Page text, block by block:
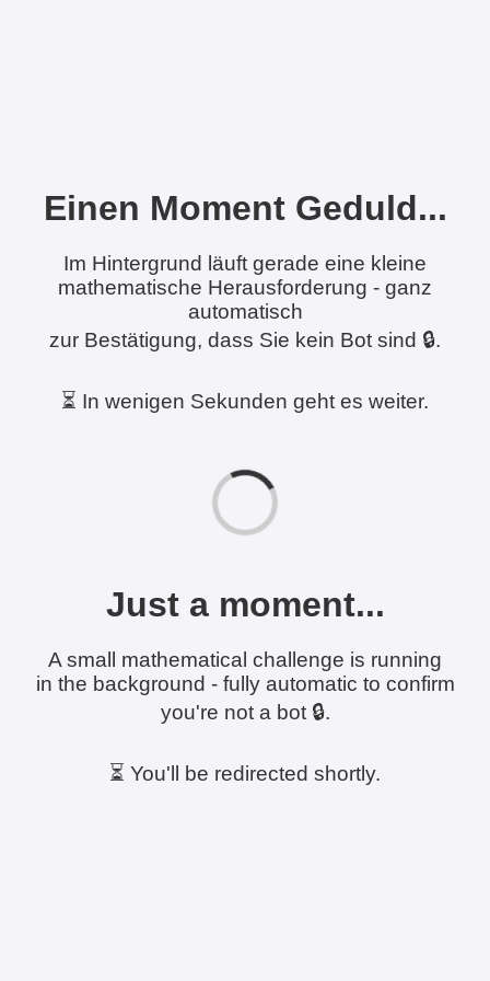
Einen Moment Geduld...
Im Hintergrund läuft gerade eine kleine
mathematische Herausforderung - ganz
automatisch
zur Bestätigung, dass Sie kein Bot sind 🔒.
⏳ In wenigen Sekunden geht es weiter.
Just a moment...
A small mathematical challenge is running
in the background - fully automatic to confirm
you're not a bot 🔒.
⏳ You'll be redirected shortly.